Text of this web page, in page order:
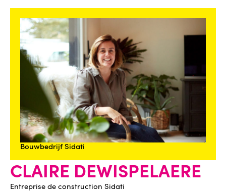
CLAIRE DEWISPELAERE
Entreprise de construction Sidati
Bouwbedrijf Sidati